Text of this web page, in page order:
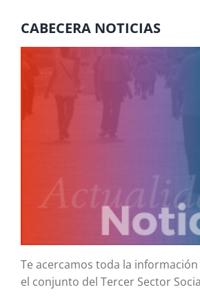
CABECERA NOTICIAS
Te acercamos toda la
el conjunto del Tercer Sector